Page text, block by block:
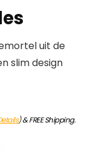
uit de
slim design
)&FREE Shipping.